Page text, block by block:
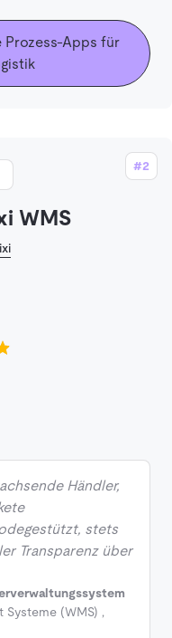
Prozess-Apps für
#2
WMS
Händler,
stets
Transparenz über
Systeme (WMS) ,